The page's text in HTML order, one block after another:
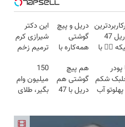
دریل 47
👈🏻 با
🔥
دریل و پیچ
گوشتی
همه‌کاره با
هوشمند ⚙️
(نصف
قیمت بازار
این دکتر
شیرازی کرم
ترمیم زخم
ساخت!!!
پودر
شکم
آب
هم پیچ
گوشتی هم
دریل با 47
150
میلیون وام
بگیر، طلای